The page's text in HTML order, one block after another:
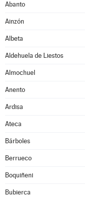
Abanto
Ainzón
Albeta
Aldehuela de Liestos
Almochuel
Anento
Ardisa
Ateca
Bárboles
Berrueco
Boquiñeni
Bubierca